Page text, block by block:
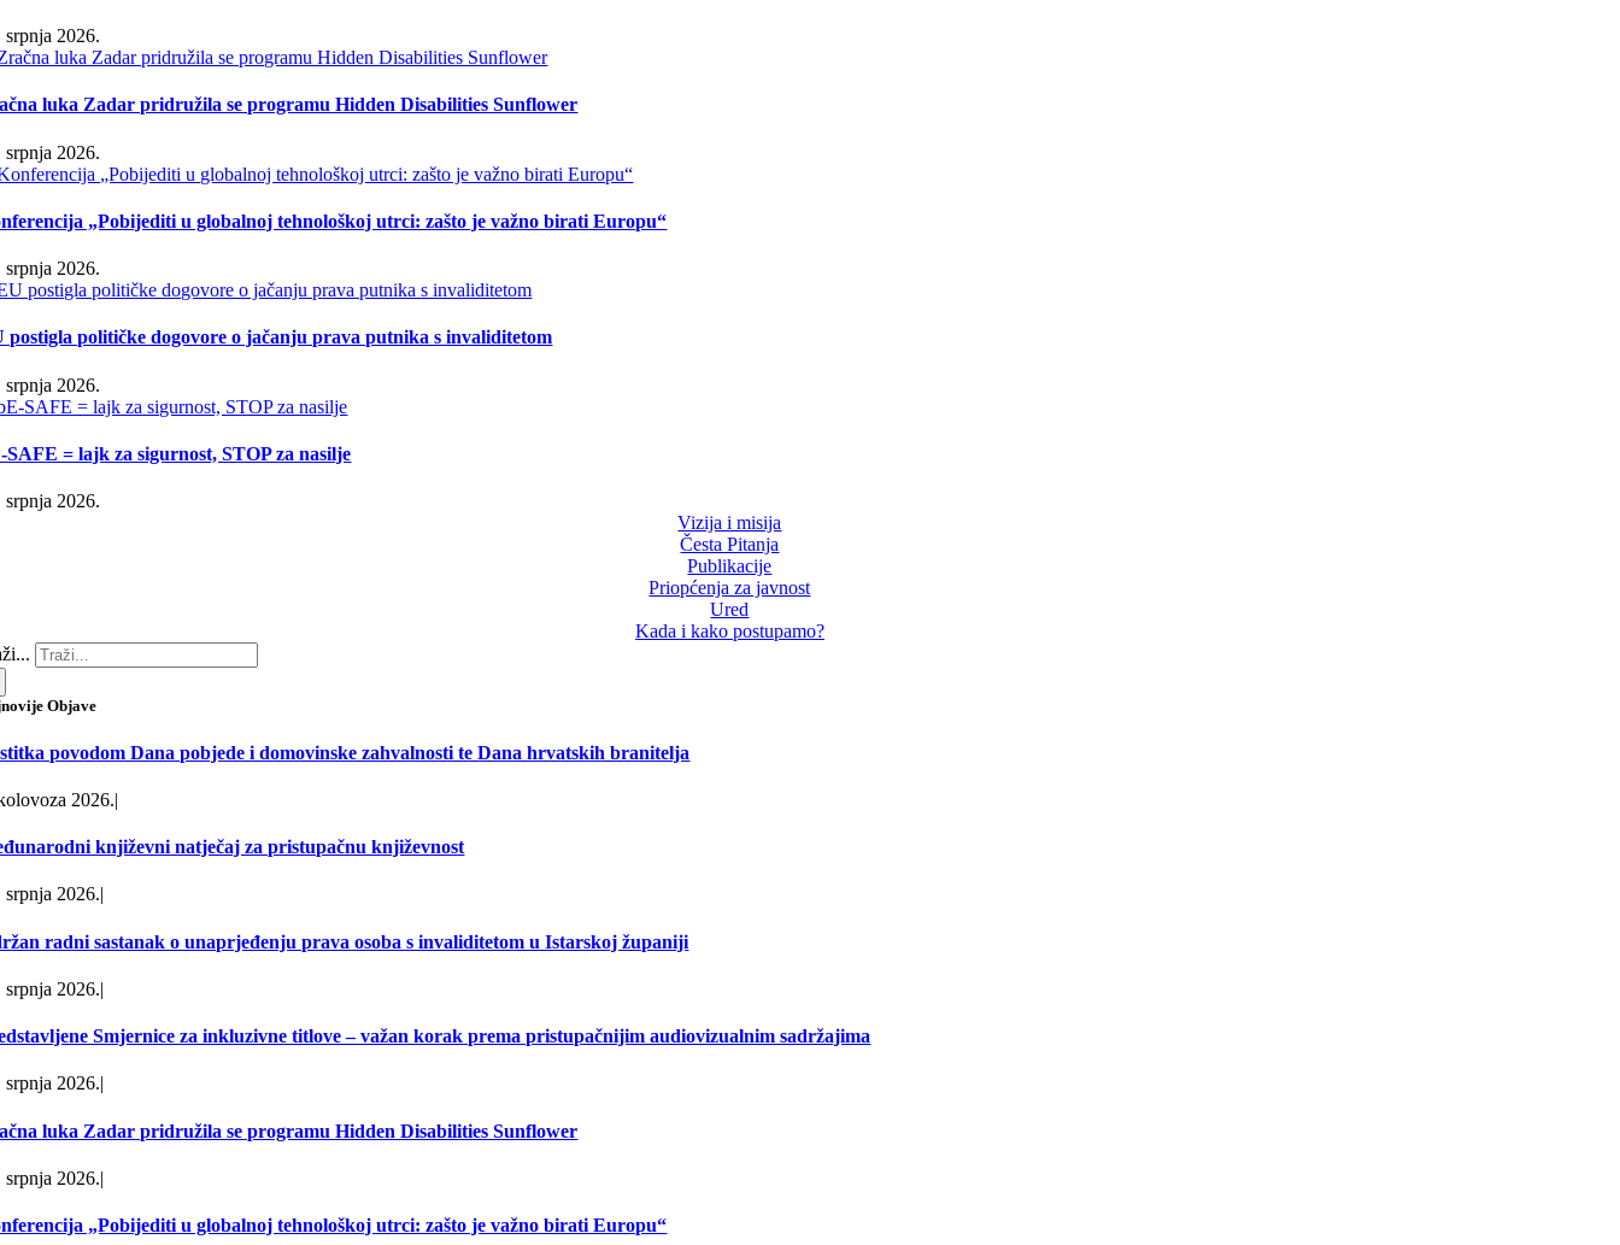
srpnja 2026.
luka Zadar pridružila se programu Hidden Disabilities Sunflower
srpnja 2026.
„Pobijediti u globalnoj tehnološkoj utrci: zašto je važno birati Europu“
srpnja 2026.
postigla političke dogovore o jačanju prava putnika s invaliditetom
srpnja 2026.
SAFE = lajk za sigurnost, STOP za nasilje
srpnja 2026.
Vizija i misija
Česta Pitanja
Publikacije
Priopćenja za javnost
Ured
Kada i kako postupamo?
Objave
povodom Dana pobjede i domovinske zahvalnosti te Dana hrvatskih branitelja
2026.|
književni natječaj za pristupačnu književnost
srpnja 2026.|
radni sastanak o unaprjeđenju prava osoba s invaliditetom u Istarskoj županiji
srpnja 2026.|
Smjernice za inkluzivne titlove – važan korak prema pristupačnijim audiovizualnim sadržajima
srpnja 2026.|
luka Zadar pridružila se programu Hidden Disabilities Sunflower
srpnja 2026.|
„Pobijediti u globalnoj tehnološkoj utrci: zašto je važno birati Europu“